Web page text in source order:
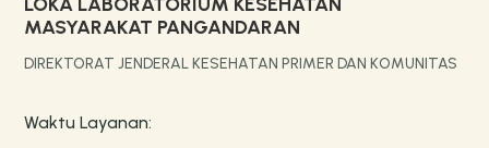
MASYARAKAT PANGANDARAN
DIREKTORAT JENDERAL KESEHATAN PRIMER DAN KOMUNITAS
Waktu Layanan: